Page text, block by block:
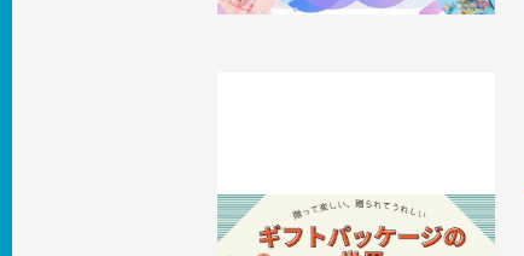
贈って楽しい、贈られてうれしいギフ
トパッケージの世界